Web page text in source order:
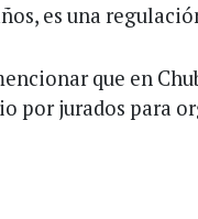
es una
que en
por jurados para